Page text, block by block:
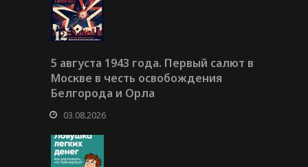
5 августа 1943 года. Первый салют в
Москве в честь освобождения
Белгорода и Орла
03.08.2026